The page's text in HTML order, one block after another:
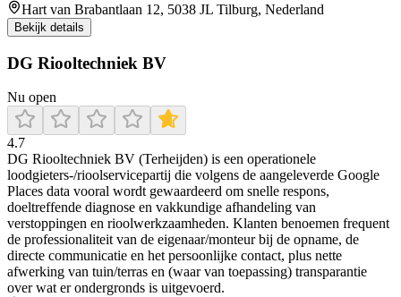
Hart van Brabantlaan 12, 5038 JL Tilburg, Nederland
Bekijk details
DG Riooltechniek BV
Nu open
4.7
DG Riooltechniek BV (Terheijden) is een operationele
loodgieters-/rioolservicepartij die volgens de aangeleverde Google
Places data vooral wordt gewaardeerd om snelle respons,
doeltreffende diagnose en vakkundige afhandeling van
verstoppingen en rioolwerkzaamheden. Klanten benoemen frequent
de professionaliteit van de eigenaar/monteur bij de opname, de
directe communicatie en het persoonlijke contact, plus nette
afwerking van tuin/terras en (waar van toepassing) transparantie
over wat er ondergronds is uitgevoerd.